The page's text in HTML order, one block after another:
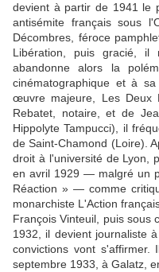
devient à partir de 1941 le
antisémite français sous
Décombres, féroce
Libération, puis gracié,
abandonne alors la
cinématographique et à
œuvre majeure, Les Deux
Rebatet, notaire, et de
Hippolyte Tampucci), il
de Saint-Chamond (Loire).
droit à l'université de Lyon,
en avril 1929 — malgré un
Réaction » — comme
monarchiste L'Action
François Vinteuil, puis sous
1932, il devient journaliste à
convictions vont s'affirmer.
septembre 1933, à Galatz,